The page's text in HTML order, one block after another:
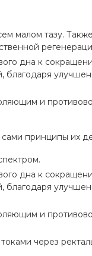
малом тазу.
дна к
благодаря
и
принципы их
дна к
благодаря
и
через